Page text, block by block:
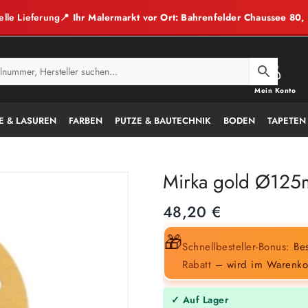
Lieferung📍 Ihr Malermarkt vor Ort: Bahrenfelder Chaussee 80,
Mein Konto
& LASUREN FARBEN PUTZE & BAUTECHNIK BODEN TAPETEN
Mirka gold
48,20 €
🎁Schnellbesteller-Bonus:
Rabatt – wird im
✓ Auf Lager